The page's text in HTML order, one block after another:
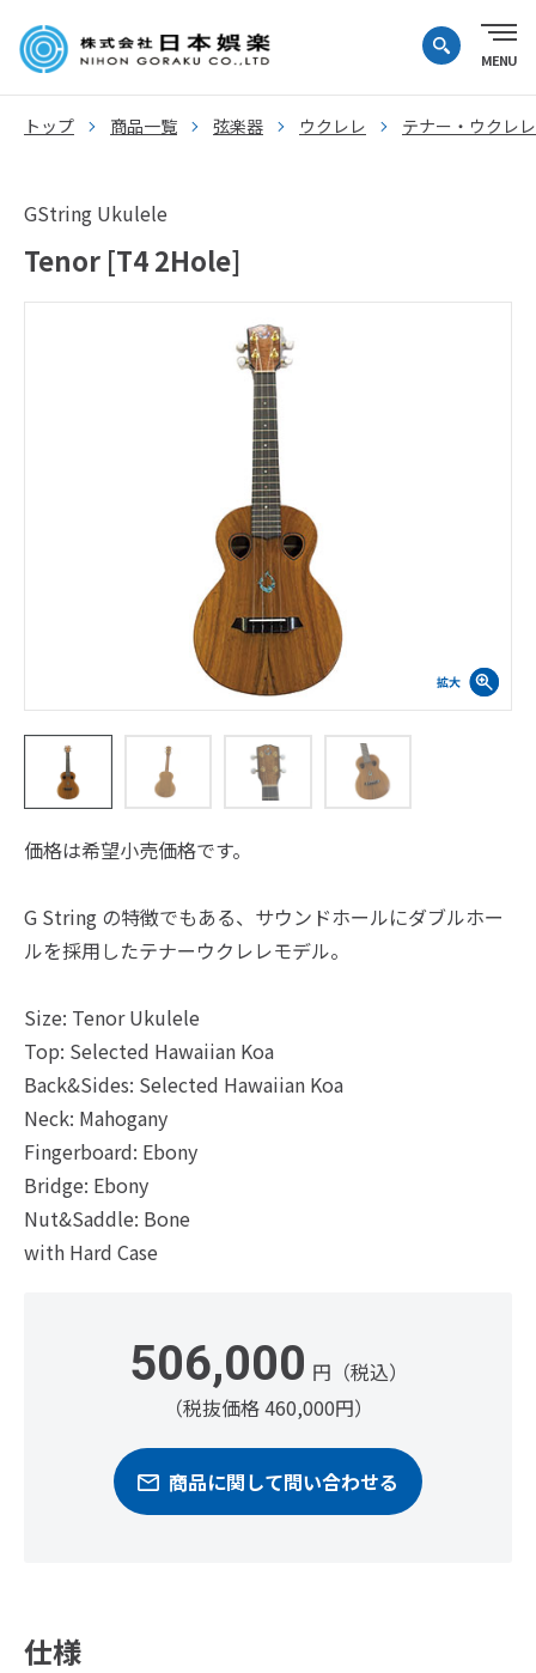
トップ 商品一覧 弦楽器 ウクレレ テナー・ウクレレ
GString Ukulele
Tenor [T4 2Hole]
価格は希望小売価格です。
G String の特徴でもある、サウンドホールにダブルホー
ルを採用したテナーウクレレモデル。
Size: Tenor Ukulele
Top: Selected Hawaiian Koa
Back&Sides: Selected Hawaiian Koa
Neck: Mahogany
Fingerboard: Ebony
Bridge: Ebony
Nut&Saddle: Bone
with Hard Case
506,000 円（税込）
（税抜価格 460,000円）
商品に関して問い合わせる
仕様